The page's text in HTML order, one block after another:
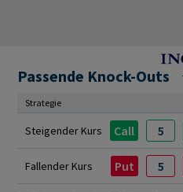
Passende Knock-Outs
Strategie
Steigender Kurs Call 5
Fallender Kurs Put 5